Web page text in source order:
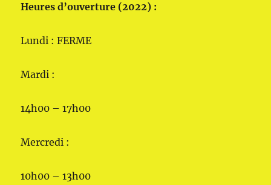
Heures d’ouverture (2022) :
Lundi : FERME
Mardi :
14h00 – 17h00
Mercredi :
10h00 – 13h00